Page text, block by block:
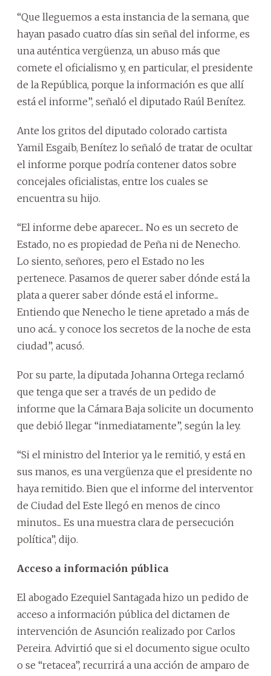
“Que lleguemos a esta instancia de la semana, que
hayan pasado cuatro días sin señal del informe, es
una auténtica vergüenza, un abuso más que
comete el oficialismo y, en particular, el presidente
de la República, porque la información es que allí
está el informe”, señaló el diputado Raúl Benítez.
Ante los gritos del diputado colorado cartista
Yamil Esgaib, Benítez lo señaló de tratar de ocultar
el informe porque podría contener datos sobre
concejales oficialistas, entre los cuales se
encuentra su hijo.
“El informe debe aparecer... No es un secreto de
Estado, no es propiedad de Peña ni de Nenecho.
Lo siento, señores, pero el Estado no les
pertenece. Pasamos de querer saber dónde está la
plata a querer saber dónde está el informe...
Entiendo que Nenecho le tiene apretado a más de
uno acá... y conoce los secretos de la noche de esta
ciudad”, acusó.
Por su parte, la diputada Johanna Ortega reclamó
que tenga que ser a través de un pedido de
informe que la Cámara Baja solicite un documento
que debió llegar “inmediatamente”, según la ley.
“Si el ministro del Interior ya le remitió, y está en
sus manos, es una vergüenza que el presidente no
haya remitido. Bien que el informe del interventor
de Ciudad del Este llegó en menos de cinco
minutos... Es una muestra clara de persecución
política”, dijo.
Acceso a información pública
El abogado Ezequiel Santagada hizo un pedido de
acceso a información pública del dictamen de
intervención de Asunción realizado por Carlos
Pereira. Advirtió que si el documento sigue oculto
o se “retacea”, recurrirá a una acción de amparo de